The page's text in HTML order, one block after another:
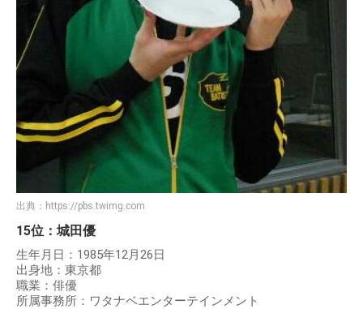
出典： https://pbs.twimg.com
15位：城田優
生年月日：1985年12月26日
出身地：東京都
職業：俳優
所属事務所：ワタナベエンターテインメント